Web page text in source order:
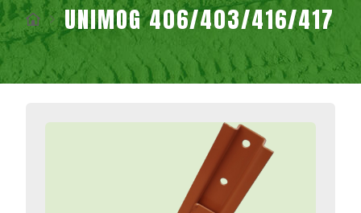
UNIMOG 406/403/416/417